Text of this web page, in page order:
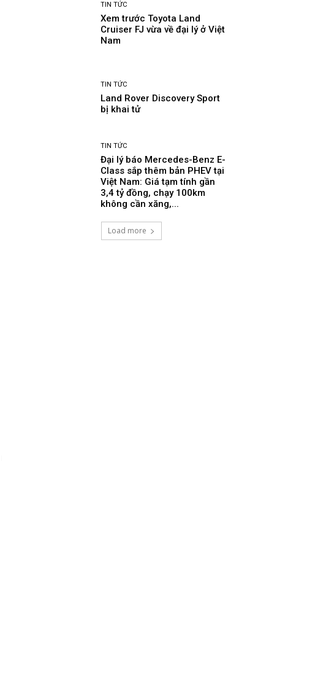
TIN TỨC
Xem trước Toyota Land
Cruiser FJ vừa về đại lý ở Việt
Nam
TIN TỨC
Land Rover Discovery Sport
bị khai tử
TIN TỨC
Đại lý báo Mercedes-Benz E-
Class sắp thêm bản PHEV tại
Việt Nam: Giá tạm tính gần
3,4 tỷ đồng, chạy 100km
không cần xăng,...
Load more